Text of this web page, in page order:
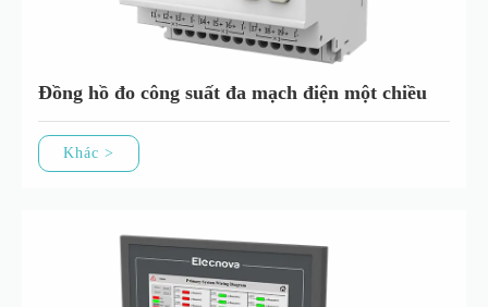
Đồng hồ đo công suất đa mạch điện một chiều
Khác >